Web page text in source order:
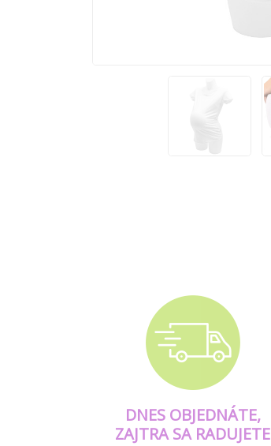
DNES OBJEDNÁTE,
ZAJTRA SA RADUJETE